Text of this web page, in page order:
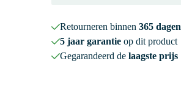
Retourneren binnen 365 dagen
5 jaar garantieop dit product
Gegarandeerd de laagste prijs